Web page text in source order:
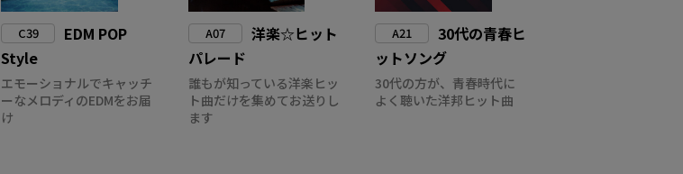
C39
EDM POP
Style
エモーショナルでキャッチ
ーなメロディのEDMをお届
け
A07
洋楽☆ヒット
パレード
誰もが知っている洋楽ヒッ
ト曲だけを集めてお送りし
ます
A21
30代の青春ヒ
ットソング
30代の方が、青春時代に
よく聴いた洋邦ヒット曲